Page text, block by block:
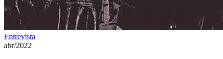
Entrevista
abr/2022